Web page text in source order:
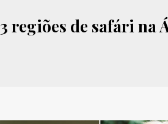
3 regiões de safári na